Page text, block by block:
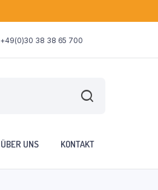
+49(0)30 38 38 65 700
ÜBER UNS KONTAKT